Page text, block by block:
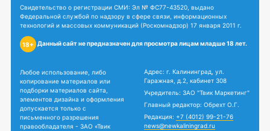
Свидетельство о регистрации СМИ: Эл № ФС77-43520, выдано
Федеральной службой по надзору в сфере связи, информационных
технологий и массовых коммуникаций (Роскомнадзор) 17 января 2011 г.
18+ Данный сайт не предназначен для просмотра лицам младше 18 лет.
Любое использование, либо
копирование материалов или
подборки материалов сайта,
элементов дизайна и оформления
допускается только с
письменного разрешения
правообладателя - ЗАО «Твик
Адрес: г. Калининград, ул.
Гаражная, д.2, кабинет 308
Учредитель: ЗАО "Твик Маркетинг"
Главный редактор: Обрехт О.Г.
Редакция: +7 (4012) 99-21-76
news@newkaliningrad.ru